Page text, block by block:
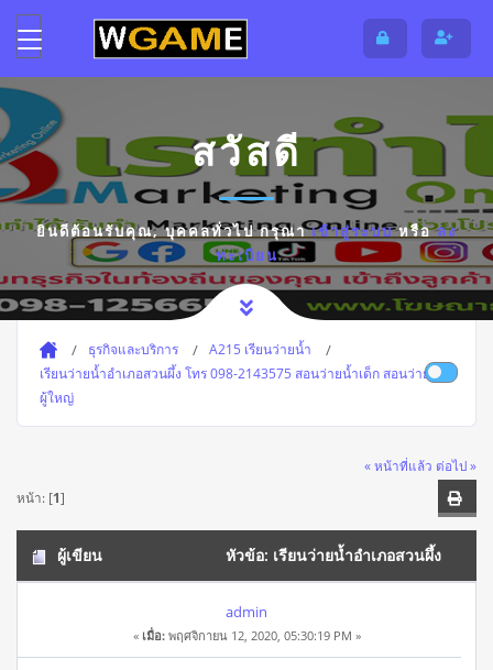
สวัสดี
ยินดีต้อนรับคุณ,บุคคลทั่วไปกรุณาเข้าสู่ระบบหรือลง
ทะเบียน
ธุรกิจและบริการ
A215 เรียนว่ายน้ำ
เรียนว่ายน้ำอำเภอสวนผึ้ง โทร 098-2143575 สอนว่ายน้ำเด็ก สอนว่ายน้ำ
ผู้ใหญ่
« หน้าที่แล้ว ต่อไป »
หน้า: [1]
ผู้เขียน หัวข้อ: เรียนว่ายน้ำอำเภอสวนผึ้ง
โทร 098-2143575 สอนว่ายน้ำเด็ก สอนว่ายน้ำผู้ใหญ่ (อ่าน
19938 ครั้ง)
admin
« เมื่อ:พฤศจิกายน 12, 2020, 05:30:19 PM »